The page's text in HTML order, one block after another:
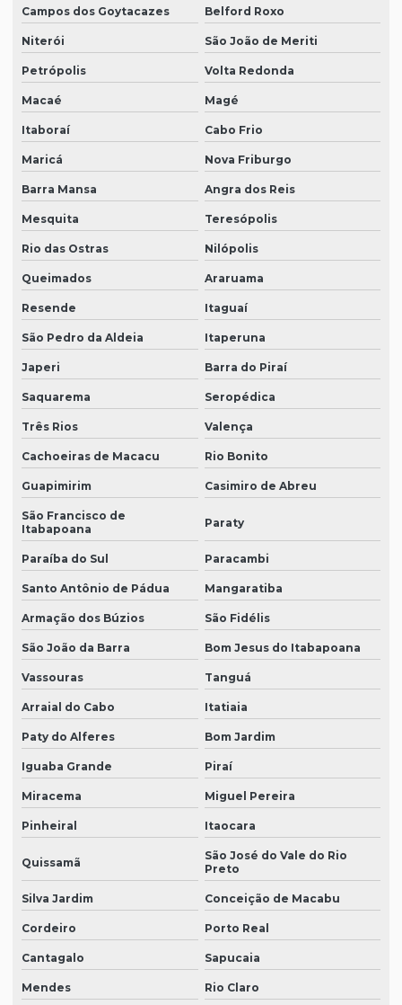
Campos dos Goytacazes Belford Roxo
Niterói São João de Meriti
Petrópolis Volta Redonda
Macaé Magé
Itaboraí Cabo Frio
Maricá Nova Friburgo
Barra Mansa Angra dos Reis
Mesquita Teresópolis
Rio das Ostras Nilópolis
Queimados Araruama
Resende Itaguaí
São Pedro da Aldeia Itaperuna
Japeri Barra do Piraí
Saquarema Seropédica
Três Rios Valença
Cachoeiras de Macacu Rio Bonito
Guapimirim Casimiro de Abreu
São Francisco de
Itabapoana
Paraty
Paraíba do Sul Paracambi
Santo Antônio de Pádua Mangaratiba
Armação dos Búzios São Fidélis
São João da Barra Bom Jesus do Itabapoana
Vassouras Tanguá
Arraial do Cabo Itatiaia
Paty do Alferes Bom Jardim
Iguaba Grande Piraí
Miracema Miguel Pereira
Pinheiral Itaocara
Quissamã
São José do Vale do Rio
Preto
Silva Jardim Conceição de Macabu
Cordeiro Porto Real
Cantagalo Sapucaia
Mendes Rio Claro